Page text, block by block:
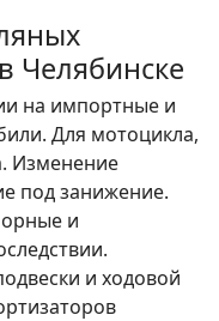
и
Челябинске
на импортные и
Для мотоцикла,
Изменение
под занижение.
и
и ходовой